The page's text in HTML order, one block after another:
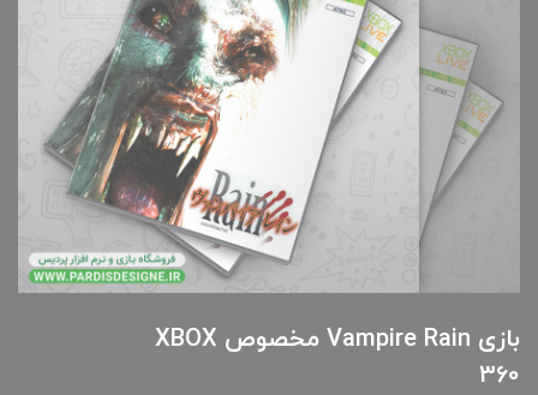
بازی Vampire Rain مخصوص XBOX
360